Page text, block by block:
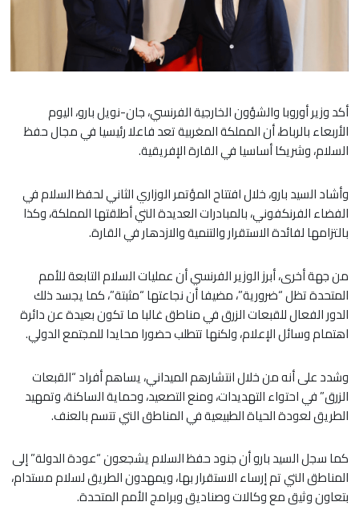
أكد وزير أوروبا والشؤون الخارجية الفرنسي، جان-نويل بارو، اليوم
الأربعاء بالرباط، أن المملكة المغربية تعد فاعلا رئيسيا في مجال حفظ
السلام، وشريكا أساسيا في القارة الإفريقية.
وأشاد السيد بارو، خلال افتتاح المؤتمر الوزاري الثاني لحفظ السلام في
الفضاء الفرنكفوني، بالمبادرات العديدة التي أطلقتها المملكة، وكذا
بالتزامها لفائدة الاستقرار والتنمية والازدهار في القارة.
من جهة أخرى، أبرز الوزير الفرنسي أن عمليات السلام التابعة للأمم
المتحدة تظل “ضرورية”، مضيفا أن نجاعتها “مثبتة”، كما يجسد ذلك
الدور الفعال للقبعات الزرق في مناطق غالبا ما تكون بعيدة عن دائرة
اهتمام وسائل الإعلام، ولكنها تتطلب حضورا محايدا للمجتمع الدولي.
وشدد على أنه من خلال انتشارهم الميداني، يساهم أفراد “القبعات
الزرق” في احتواء التهديدات، ومنع التصعيد، وحماية الساكنة، وتمهيد
الطريق لعودة الحياة الطبيعية في المناطق التي تتسم بالعنف.
كما سجل السيد بارو أن جنود حفظ السلام يشجعون “عودة الدولة” إلى
المناطق التي تم إرساء الاستقرار بها، ويمهدون الطريق لسلام مستدام،
بتعاون وثيق مع وكالات وصناديق وبرامج الأمم المتحدة.